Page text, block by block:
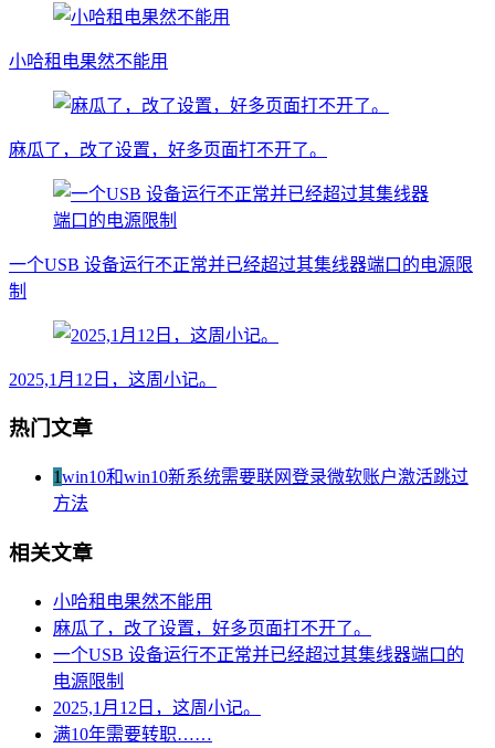
小哈租电果然不能用
麻瓜了，改了设置，好多页面打不开了。
一个USB 设备运行不正常并已经超过其集线器端口的电源限
制
2025,1月12日，这周小记。
热门文章
1win10和win10新系统需要联网登录微软账户激活跳过
方法
相关文章
小哈租电果然不能用
麻瓜了，改了设置，好多页面打不开了。
一个USB 设备运行不正常并已经超过其集线器端口的
电源限制
2025,1月12日，这周小记。
满10年需要转职……